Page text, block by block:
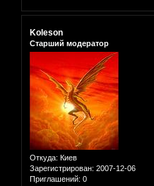
Koleson
Старший модератор
Откуда: Киев
Зарегистрирован: 2007-12-06
Приглашений: 0